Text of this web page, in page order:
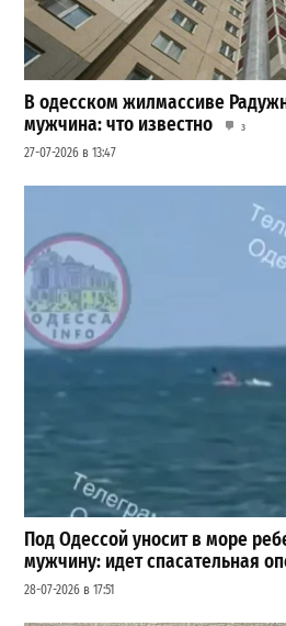
В одесском жилмассиве
мужчина: что известно
3
27-07-2026 в 13:47
Под Одессой уносит в море
мужчину: идет спасательная
28-07-2026 в 17:51